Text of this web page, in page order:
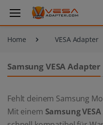
Home VESA Adapter
Samsung VESA Adapter
Fehlt deinem Samsung
Mit einem Samsung